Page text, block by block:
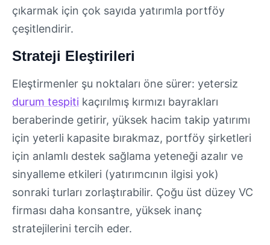
çıkarmak için çok sayıda yatırımla portföy
çeşitlendirir.
Strateji Eleştirileri
Eleştirmenler şu noktaları öne sürer: yetersiz
durum tespiti kaçırılmış kırmızı bayrakları
beraberinde getirir, yüksek hacim takip yatırımı
için yeterli kapasite bırakmaz, portföy şirketleri
için anlamlı destek sağlama yeteneği azalır ve
sinyalleme etkileri (yatırımcının ilgisi yok)
sonraki turları zorlaştırabilir. Çoğu üst düzey VC
firması daha konsantre, yüksek inanç
stratejilerini tercih eder.